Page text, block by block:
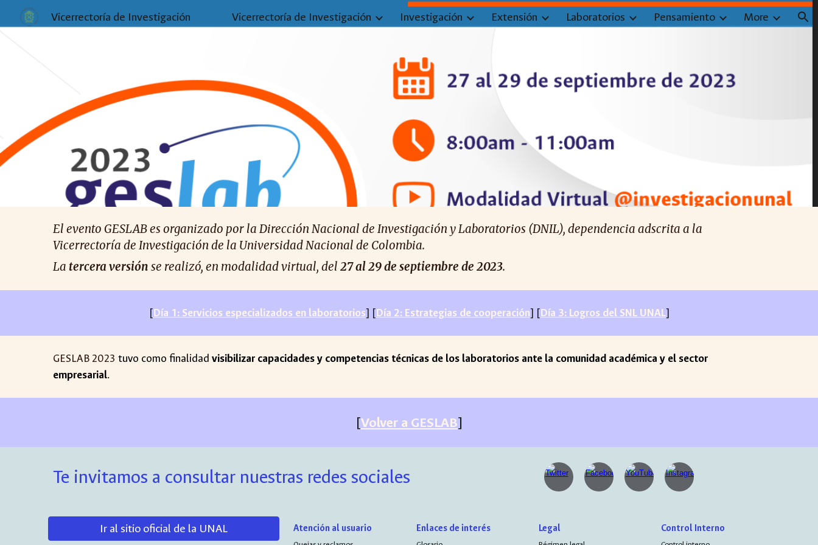
Skip to main content Skip to navigation
Vicerrectoría de Investigación Vicerrectoría de Investigación Investigación Extensión Laboratorios Pensamiento More
El evento GESLAB es organizado por la Dirección Nacional de Investigación y Laboratorios (DNIL), dependencia adscrita a la
Vicerrectoría de Investigación de la Universidad Nacional de Colombia.
Laterceraversión se realizó, en modalidad virtual, del27al29de septiembre de 2023.
[Día 1: Servicios especializados en laboratorios] [Día 2: Estrategias de cooperación] [Día 3: Logros del SNL UNAL]
GESLAB 2023 tuvo como finalidadvisibilizar capacidades y competencias técnicas de los laboratorios ante la comunidad académica y el sector
empresarial.
[Volver a GESLAB]
Te invitamos a consultar nuestras redes sociales
Ir al sitio oficial de la UNAL Atención al usuario Enlaces de interés Legal Control Interno